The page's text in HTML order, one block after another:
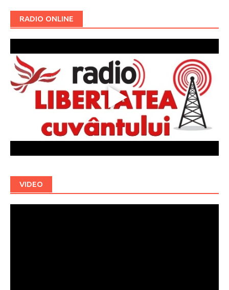
RADIO ONLINE
VIDEO